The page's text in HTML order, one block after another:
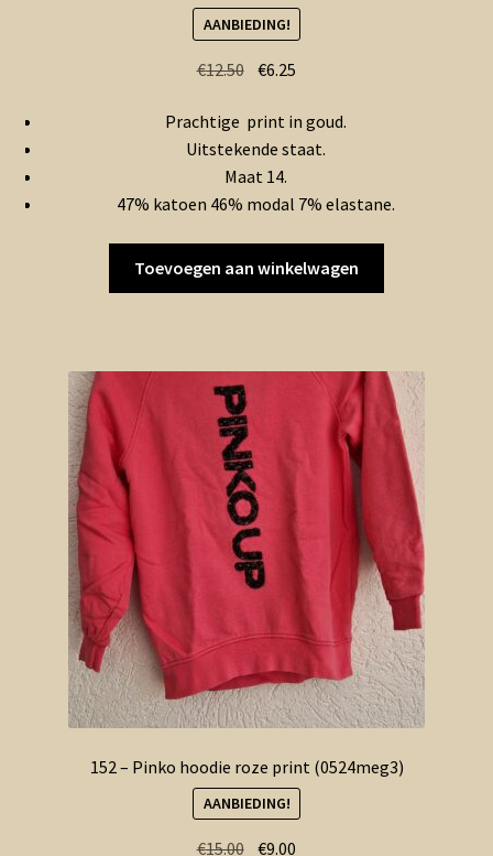
AANBIEDING!
€12.50 Oorspronkelijke
was:
€12.50.
€6.25
is:
€6.25.
Prachtige print in goud.
Uitstekende staat.
Maat 14.
47% katoen 46% modal 7% elastane.
Toevoegen aan winkelwagen
152 – Pinko hoodie roze print (0524meg3)
AANBIEDING!
€15.00 Oorspronkelijke
€9.00